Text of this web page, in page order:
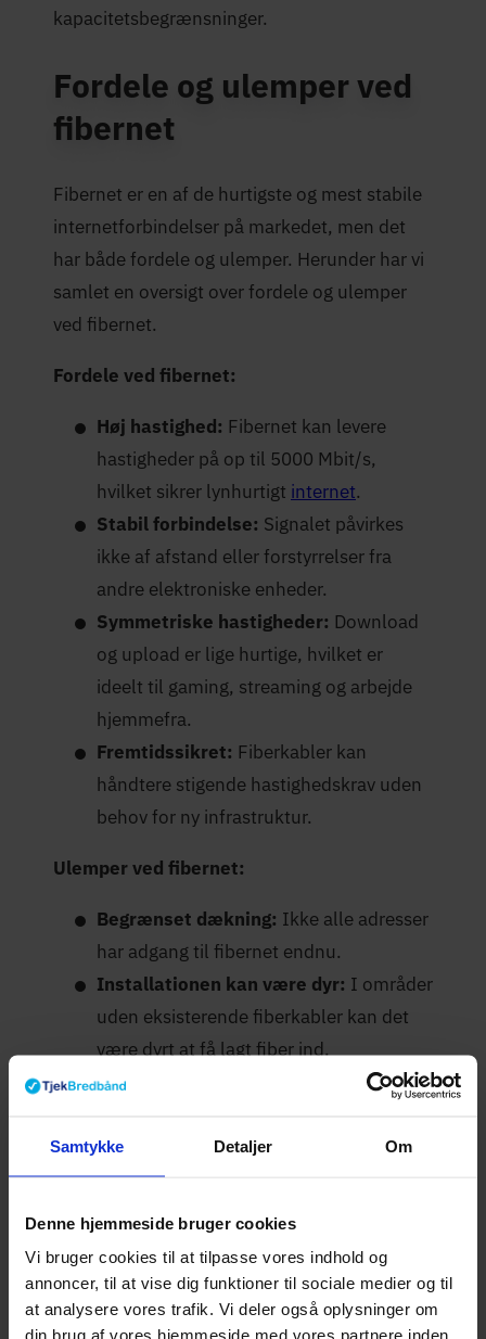
Samtykke Detaljer Om
Denne hjemmeside bruger cookies
Vi bruger cookies til at tilpasse vores indhold og
annoncer, til at vise dig funktioner til sociale medier og til
at analysere vores trafik. Vi deler også oplysninger om
din brug af vores hjemmeside med vores partnere inden
kapacitetsbegrænsninger.
Fordele og ulemper ved
fibernet
Fibernet er en af de hurtigste og mest stabile
internetforbindelser på markedet, men det
har både fordele og ulemper. Herunder har vi
samlet en oversigt over fordele og ulemper
ved fibernet.
Fordele ved fibernet:
Høj hastighed: Fibernet kan levere
hastigheder på op til 5000 Mbit/s,
hvilket sikrer lynhurtigt internet.
Stabil forbindelse: Signalet påvirkes
ikke af afstand eller forstyrrelser fra
andre elektroniske enheder.
Symmetriske hastigheder: Download
og upload er lige hurtige, hvilket er
ideelt til gaming, streaming og arbejde
hjemmefra.
Fremtidssikret: Fiberkabler kan
håndtere stigende hastighedskrav uden
behov for ny infrastruktur.
Ulemper ved fibernet:
Begrænset dækning: Ikke alle adresser
har adgang til fibernet endnu.
Installationen kan være dyr: I områder
uden eksisterende fiberkabler kan det
være dyrt at få lagt fiber ind.
Afhængig af fiberudbyderen:
Du er
fibernettet i dit område, medmindre der
er åbent netværk.
Hvilke fibernet udbydere
findes der i Danmark?